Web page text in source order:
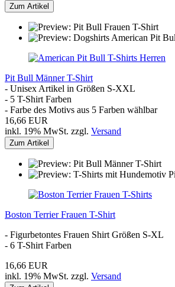
Zum Artikel
Pit Bull Männer T-Shirt
- Unisex Artikel in Größen S-XXL
- 5 T-Shirt Farben
- Farbe des Motivs aus 5 Farben wählbar
16,66 EUR
inkl. 19% MwSt. zzgl. Versand
Zum Artikel
Boston Terrier Frauen T-Shirt
- Figurbetontes Frauen Shirt Größen S-XL
- 6 T-Shirt Farben
16,66 EUR
inkl. 19% MwSt. zzgl. Versand